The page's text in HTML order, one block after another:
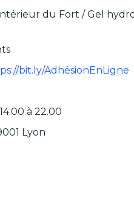
du Fort / Gel
bit.ly/AdhésionEnLigne
à 22.00
Lyon